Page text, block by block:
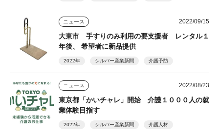
ニュース 2022/09/15
大東市 手すりのみ利用の要支援者 レンタル１
年後、 希望者に新品提供
2022年 シルバー産業新聞 介護予防
ニュース 2022/08/23
東京都「かいチャレ」開始 介護１０００人の就
業体験目指す
2022年 シルバー産業新聞 介護人材